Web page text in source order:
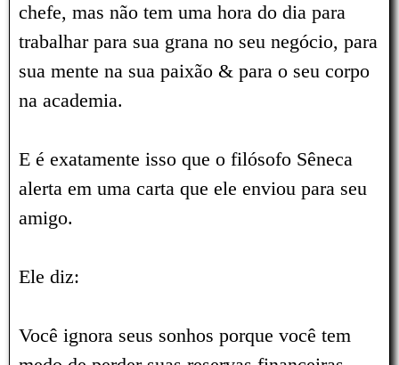
chefe, mas não tem uma hora do dia para
trabalhar para sua grana no seu negócio, para
sua mente na sua paixão & para o seu corpo
na academia.
E é exatamente isso que o filósofo Sêneca
alerta em uma carta que ele enviou para seu
amigo.
Ele diz:
Você ignora seus sonhos porque você tem